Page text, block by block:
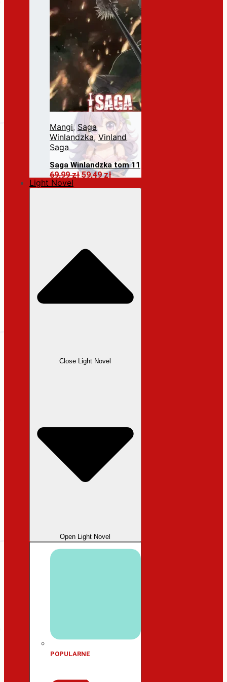
Mangi, Saga
Winlandzka,Vinland
Saga
Saga Winlandzka tom 11
69,99złPierwotna
59,49złAktualna
Dodaj do koszyka
Light Novel
Close Light Novel
Open Light Novel
POPULARNE